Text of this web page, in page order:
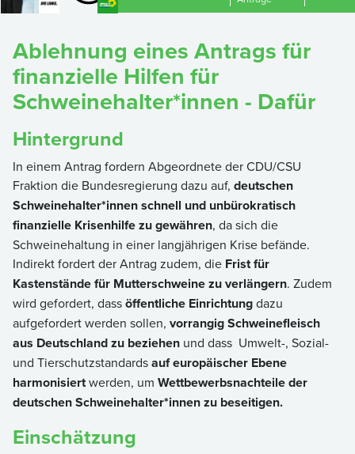
Ablehnung eines Antrags für
finanzielle Hilfen für
Schweinehalter*innen - Dafür
Hintergrund
In einem Antrag fordern Abgeordnete der CDU/CSU
Fraktion die Bundesregierung dazu auf, deutschen
Schweinehalter*innen schnell und unbürokratisch
finanzielle Krisenhilfe zu gewähren, da sich die
Schweinehaltung in einer langjährigen Krise befände.
Indirekt fordert der Antrag zudem, die Frist für
Kastenstände für Mutterschweine zu verlängern. Zudem
wird gefordert, dassöffentliche Einrichtungdazu
aufgefordert werden sollen, vorrangig Schweinefleisch
aus Deutschland zu beziehen und dass Umwelt-, Sozial-
und Tierschutzstandardsauf europäischer Ebene
harmonisiertwerden, um Wettbewerbsnachteile der
deutschen Schweinehalter*innen zu beseitigen.
Einschätzung